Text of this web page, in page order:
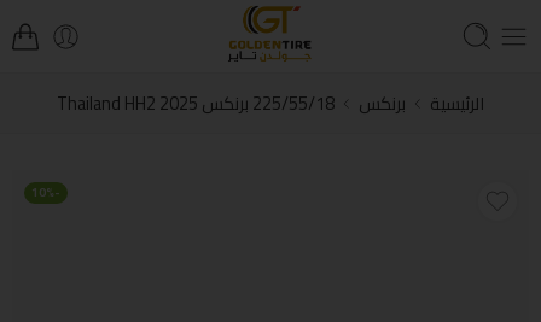
الرئيسية برنكس 225/55/18 برنكس Thailand HH2 2025
-10%